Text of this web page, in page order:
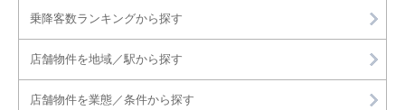
乗降客数ランキングから探す
店舗物件を地域／駅から探す
店舗物件を業態／条件から探す